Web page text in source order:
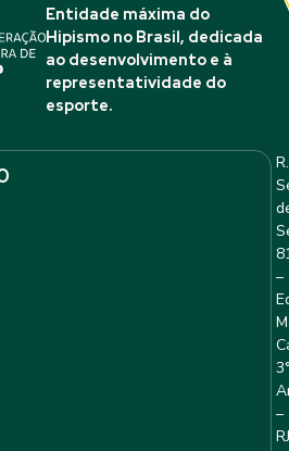
Entidade máxima do
Hipismo no Brasil, dedicada
ao desenvolvimento e à
representatividade do
esporte.
R.
–
–
RJ